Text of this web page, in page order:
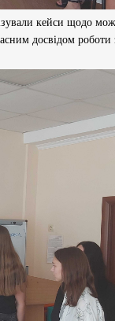
кейси щодо
досвідом роботи